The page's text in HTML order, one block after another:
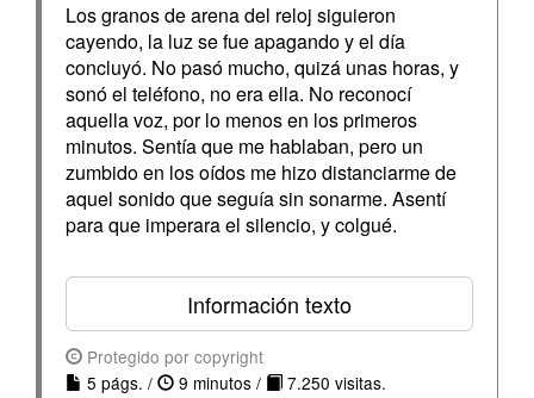
Los granos de arena del reloj siguieron
cayendo, la luz se fue apagando y el día
concluyó. No pasó mucho, quizá unas horas, y
sonó el teléfono, no era ella. No reconocí
aquella voz, por lo menos en los primeros
minutos. Sentía que me hablaban, pero un
zumbido en los oídos me hizo distanciarme de
aquel sonido que seguía sin sonarme. Asentí
para que imperara el silencio, y colgué.
Información texto
Protegido por copyright
5 págs. /
9 minutos /
7.250 visitas.